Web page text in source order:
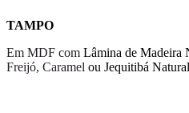
TAMPO
Em MDF com Lâmina de Madeira
Freijó, Caramel ou Jequitibá